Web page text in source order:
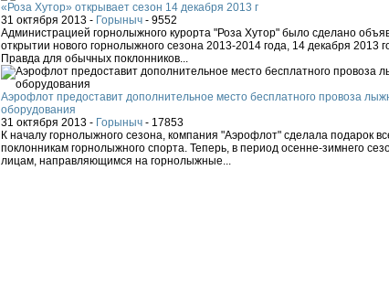
«Роза Хутор» открывает сезон 14 декабря 2013 г
31 октября 2013 - Горыныч - 9552
Администрацией горнолыжного курорта "Роза Хутор" было сделано
открытии нового горнолыжного сезона 2013-2014 года, 14 декабря 2013
Правда для обычных поклонников...
Аэрофлот предоставит дополнительное место бесплатного провоза
оборудования
31 октября 2013 - Горыныч - 17853
К началу горнолыжного сезона, компания "Аэрофлот" сделала подарок
поклонникам горнолыжного спорта. Теперь, в период осенне-зимнего
лицам, направляющимся на горнолыжные...